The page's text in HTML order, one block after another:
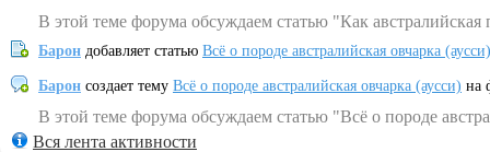
В этой теме форума обсуждаем статью "Как
Барон добавляет статью Всё о породе австралийская овчарка (аусси)
Барон создает тему Всё о породе австралийская овчарка (аусси) на
В этой теме форума обсуждаем статью "Всё о породе
Вся лента активности